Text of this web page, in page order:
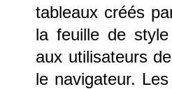
tableaux créés
la feuille de
aux utilisateurs
le navigateur.